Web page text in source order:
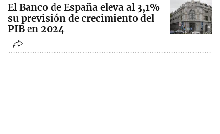
El Banco de España eleva al 3,1%
su previsión de crecimiento del
PIB en 2024